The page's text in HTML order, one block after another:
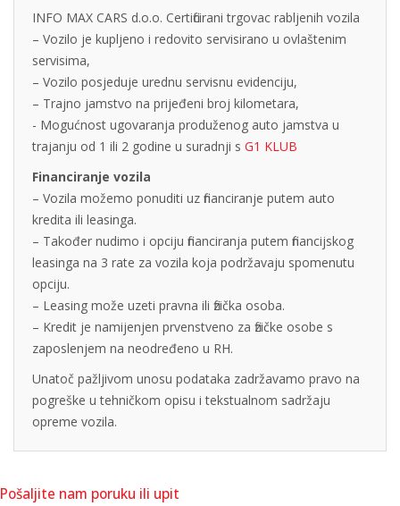
INFO MAX CARS d.o.o. Certificirani trgovac rabljenih vozila
– Vozilo je kupljeno i redovito servisirano u ovlaštenim
servisima,
– Vozilo posjeduje urednu servisnu evidenciju,
– Trajno jamstvo na prijeđeni broj kilometara,
- Mogućnost ugovaranja produženog auto jamstva u
trajanju od 1 ili 2 godine u suradnji s G1 KLUB
Financiranje vozila
– Vozila možemo ponuditi uz financiranje putem auto
kredita ili leasinga.
– Također nudimo i opciju financiranja putem financijskog
leasinga na 3 rate za vozila koja podržavaju spomenutu
opciju.
– Leasing može uzeti pravna ili fizička osoba.
– Kredit je namijenjen prvenstveno za fizičke osobe s
zaposlenjem na neodređeno u RH.
Unatoč pažljivom unosu podataka zadržavamo pravo na
pogreške u tehničkom opisu i tekstualnom sadržaju
opreme vozila.
Pošaljite nam poruku ili upit